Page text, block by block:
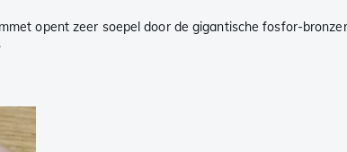
opent zeer soepel door de gigantische fosfor-